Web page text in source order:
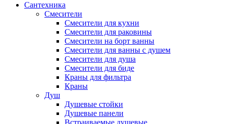
Сантехника
Смесители
Смесители для кухни
Смесители для раковины
Смесители на борт ванны
Смесители для ванны с душем
Смесители для душа
Смесители для биде
Краны для фильтра
Краны
Душ
Душевые стойки
Душевые панели
Встраиваемые душевые